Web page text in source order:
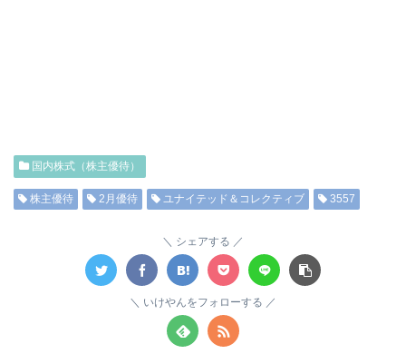
国内株式（株主優待）
株主優待 2月優待 ユナイテッド＆コレクティブ 3557
シェアする
いけやんをフォローする